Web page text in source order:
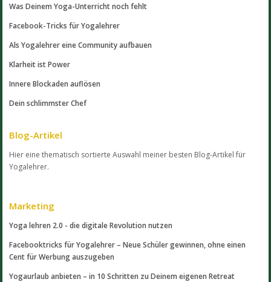
Was Deinem Yoga-Unterricht noch fehlt
Facebook-Tricks für Yogalehrer
Als Yogalehrer eine Community aufbauen
Klarheit ist Power
Innere Blockaden auflösen
Dein schlimmster Chef
Blog-Artikel
Hier eine thematisch sortierte Auswahl meiner besten Blog-Artikel für
Yogalehrer.
Marketing
Yoga lehren 2.0 - die digitale Revolution nutzen
Facebooktricks für Yogalehrer – Neue Schüler gewinnen, ohne einen
Cent für Werbung auszugeben
Yogaurlaub anbieten – in 10 Schritten zu Deinem eigenen Retreat